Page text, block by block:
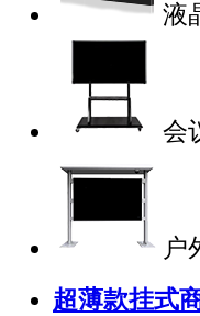
液
会
户
超薄款挂式